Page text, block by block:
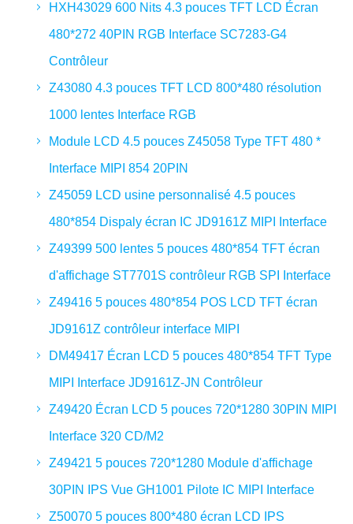
HXH43029 600 Nits 4.3 pouces TFT LCD Écran
480*272 40PIN RGB Interface SC7283-G4
Contrôleur
Z43080 4.3 pouces TFT LCD 800*480 résolution
1000 lentes Interface RGB
Module LCD 4.5 pouces Z45058 Type TFT 480 *
Interface MIPI 854 20PIN
Z45059 LCD usine personnalisé 4.5 pouces
480*854 Dispaly écran IC JD9161Z MIPI Interface
Z49399 500 lentes 5 pouces 480*854 TFT écran
d'affichage ST7701S contrôleur RGB SPI Interface
Z49416 5 pouces 480*854 POS LCD TFT écran
JD9161Z contrôleur interface MIPI
DM49417 Écran LCD 5 pouces 480*854 TFT Type
MIPI Interface JD9161Z-JN Contrôleur
Z49420 Écran LCD 5 pouces 720*1280 30PIN MIPI
Interface 320 CD/M2
Z49421 5 pouces 720*1280 Module d'affichage
30PIN IPS Vue GH1001 Pilote IC MIPI Interface
Z50070 5 pouces 800*480 écran LCD IPS